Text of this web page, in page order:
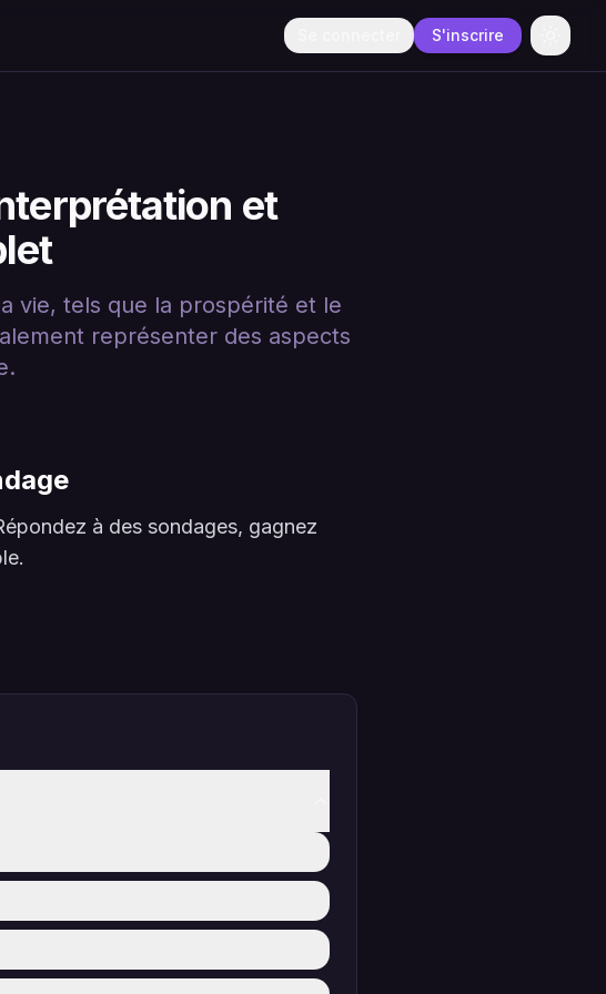
S'inscrire
et
vie, tels que la prospérité et le
représenter des aspects
à des sondages, gagnez